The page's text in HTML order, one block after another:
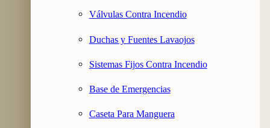
Válvulas Contra Incendio
Duchas y Fuentes Lavaojos
Sistemas Fijos Contra Incendio
Base de Emergencias
Caseta Para Manguera